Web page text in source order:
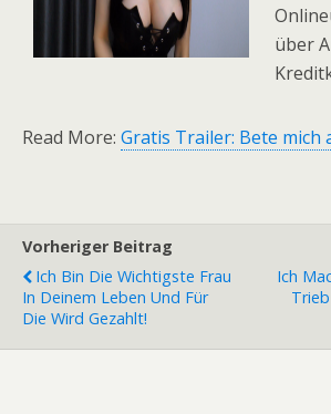
über
Read More: Gratis Trailer: Bete mich
Vorheriger Beitrag
Ich Bin Die Wichtigste Frau
In Deinem Leben Und Für
Die Wird Gezahlt!
Ich